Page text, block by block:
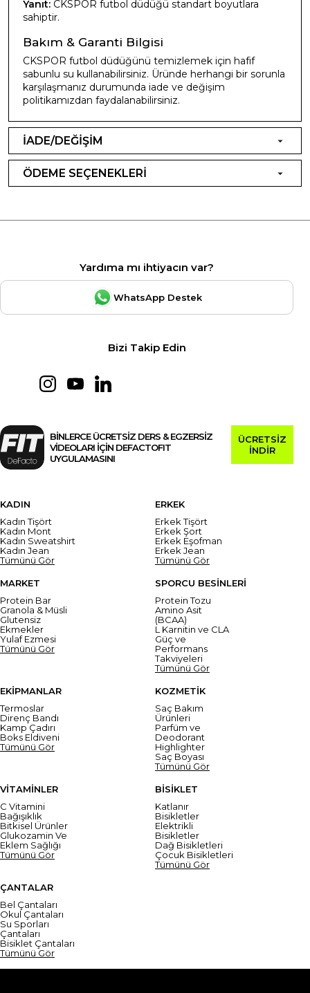
Yanıt: CKSPOR futbol düdüğü standart boyutlara
sahiptir.
Bakım & Garanti Bilgisi
CKSPOR futbol düdüğünü temizlemek için hafif
sabunlu su kullanabilirsiniz. Üründe herhangi bir sorunla
karşılaşmanız durumunda iade ve değişim
politikamızdan faydalanabilirsiniz.
İADE/DEĞİŞİM
ÖDEME SEÇENEKLERİ
Yardıma mı ihtiyacın var?
WhatsApp Destek
Bizi Takip Edin
BİNLERCE ÜCRETSİZ DERS & EGZERSİZ
VİDEOLARI İÇİN DEFACTOFIT
UYGULAMASINI
ÜCRETSİZ
İNDİR
KADIN
Kadın Tişört
Kadın Mont
Kadın Sweatshirt
Kadın Jean
Tümünü Gör
ERKEK
Erkek Tişört
Erkek Şort
Erkek Eşofman
Erkek Jean
Tümünü Gör
MARKET
Protein Bar
Granola & Müsli
Glutensiz
Ekmekler
Yulaf Ezmesi
Tümünü Gör
SPORCU BESİNLERİ
Protein Tozu
Amino Asit
(BCAA)
L Karnitin ve CLA
Güç ve
Performans
Takviyeleri
Tümünü Gör
EKİPMANLAR
Termoslar
Direnç Bandı
Kamp Çadırı
Boks Eldiveni
Tümünü Gör
KOZMETİK
Saç Bakım
Ürünleri
Parfüm ve
Deodorant
Highlighter
Saç Boyası
Tümünü Gör
VİTAMİNLER
C Vitamini
Bağışıklık
Bitkisel Ürünler
Glukozamin Ve
Eklem Sağlığı
Tümünü Gör
BİSİKLET
Katlanır
Bisikletler
Elektrikli
Bisikletler
Dağ Bisikletleri
Çocuk Bisikletleri
Tümünü Gör
ÇANTALAR
Bel Çantaları
Okul Çantaları
Su Sporları
Çantaları
Bisiklet Çantaları
Tümünü Gör